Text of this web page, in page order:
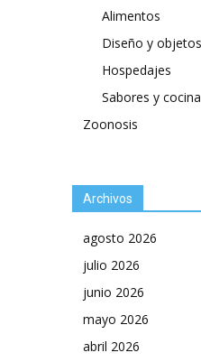
Alimentos
Diseño y objetos
Hospedajes
Sabores y cocina
Zoonosis
Archivos
agosto 2026
julio 2026
junio 2026
mayo 2026
abril 2026